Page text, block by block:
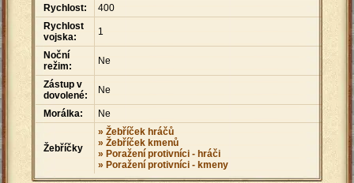
Rychlost:
400
Rychlost
vojska:
1
Noční
režim:
Ne
Zástup v
dovolené:
Ne
Morálka: Ne
Žebříčky
» Žebříček hráčů
» Žebříček kmenů
» Poražení protivníci - hráči
» Poražení protivníci - kmeny